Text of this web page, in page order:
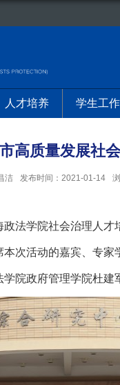
人才培养 学生工作
高质量发展社
洁 发布时间：2021-01-14
法学院社会治理人
次活动的嘉宾、专
院政府管理学院杜建